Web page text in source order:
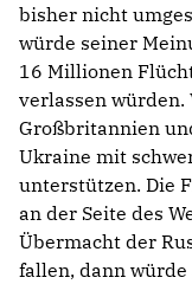
bisher nicht
würde seiner
16 Millionen
verlassen
Großbritannien
Ukraine mit
unterstützen. Die
an der Seite des
Übermacht der
fallen, dann